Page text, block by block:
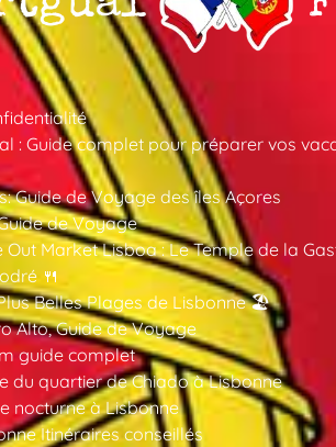
: Guide complet pour préparer vos
Guide de Voyage des îles Açores
de Voyage
Out Market Lisboa : Le Temple de la
🍴
Belles Plages de Lisbonne 🏖️
Alto, Guide de Voyage
guide complet
du quartier de Chiado à Lisbonne
nocturne à Lisbonne
Itinéraires conseillés